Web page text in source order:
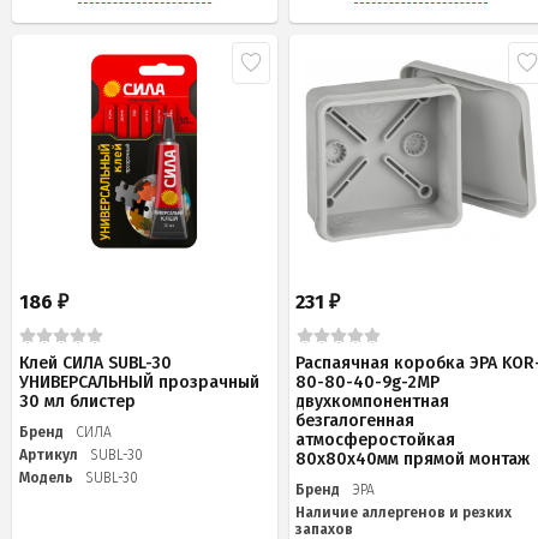
186 ₽
Клей СИЛА SUBL-30
УНИВЕРСАЛЬНЫЙ прозрачный
30 мл блистер
Бренд
СИЛА
Артикул
SUBL-30
Модель
SUBL-30
231₽
Распаячная коробка ЭРА
80-80-40-9g-2MP
двухкомпонентная
безгалогенная
атмосферостойкая
80х80х40мм прямой монтаж
Бренд
ЭРА
Наличие аллергенов и резких
запахов